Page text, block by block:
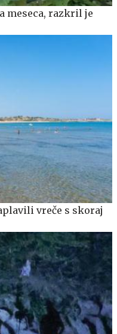
meseca, razkril je
vreče s skoraj